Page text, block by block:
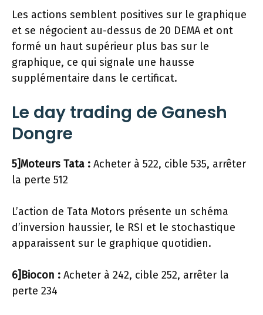
Les actions semblent positives sur le graphique
et se négocient au-dessus de 20 DEMA et ont
formé un haut supérieur plus bas sur le
graphique, ce qui signale une hausse
supplémentaire dans le certificat.
Le day trading de Ganesh
Dongre
5]Moteurs Tata : Acheter à 522, cible 535, arrêter
la perte 512
L’action de Tata Motors présente un schéma
d’inversion haussier, le RSI et le stochastique
apparaissent sur le graphique quotidien.
6]Biocon : Acheter à 242, cible 252, arrêter la
perte 234